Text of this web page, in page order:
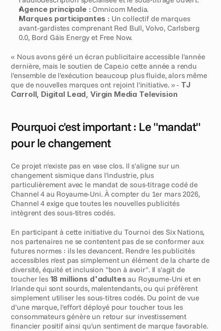
Agence principale : Omnicom Media.
Marques participantes : Un collectif de marques
avant-gardistes comprenant Red Bull, Volvo, Carlsberg
0.0, Bord Gáis Energy et Free Now.
« Nous avons géré un écran publicitaire accessible l'année
dernière, mais le soutien de Cape.io cette année a rendu
l'ensemble de l'exécution beaucoup plus fluide, alors même
que de nouvelles marques ont rejoint l'initiative. » - TJ
Carroll, Digital Lead, Virgin Media Television
Pourquoi c'est important : Le "mandat"
pour le changement
Ce projet n'existe pas en vase clos. Il s'aligne sur un
changement sismique dans l'industrie, plus
particulièrement avec le mandat de sous-titrage codé de
Channel 4 au Royaume-Uni. À compter du 1er mars 2026,
Channel 4 exige que toutes les nouvelles publicités
intègrent des sous-titres codés.
En participant à cette initiative du Tournoi des Six Nations,
nos partenaires ne se contentent pas de se conformer aux
futures normes : ils les devancent. Rendre les publicités
accessibles n'est pas simplement un élément de la charte de
diversité, équité et inclusion "bon à avoir". Il s'agit de
toucher les 18 millions d'adultes au Royaume-Uni et en
Irlande qui sont sourds, malentendants, ou qui préfèrent
simplement utiliser les sous-titres codés. Du point de vue
d'une marque, l'effort déployé pour toucher tous les
consommateurs génère un retour sur investissement
financier positif ainsi qu'un sentiment de marque favorable.